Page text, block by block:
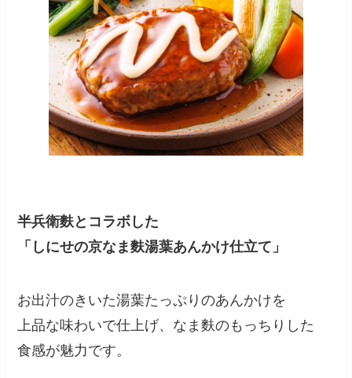
半兵衛麩とコラボした
「しにせの京なま麩湯葉あんかけ仕立て」
お出汁のきいた湯葉たっぷりのあんかけを
上品な味わいで仕上げ、なま麩のもっちりした
食感が魅力です。